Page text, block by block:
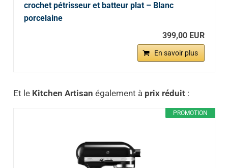
crochet pétrisseur et batteur plat – Blanc
porcelaine
399,00 EUR
En savoir plus
Et le Kitchen Artisan également à prix réduit:
PROMOTION